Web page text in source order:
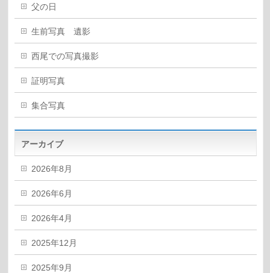
父の日
生前写真 遺影
西尾での写真撮影
証明写真
集合写真
アーカイブ
2026年8月
2026年6月
2026年4月
2025年12月
2025年9月